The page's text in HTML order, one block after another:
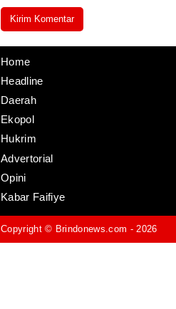
Home
Headline
Daerah
Ekopol
Hukrim
Advertorial
Opini
Kabar Faifiye
Copyright © Brindonews.com - 2026